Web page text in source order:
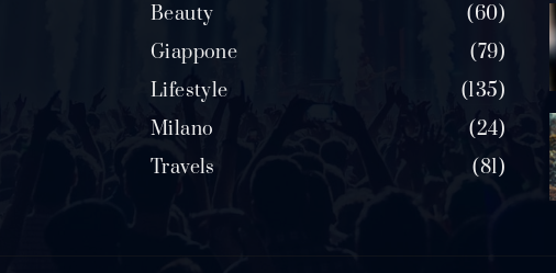
Beauty
60
Giappone
79
Lifestyle
135
Milano
24
Travels
81